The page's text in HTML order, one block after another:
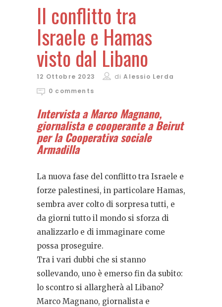
Il conflitto tra
Israele e Hamas
visto dal Libano
12 Ottobre 2023 di Alessio Lerda
0 comments
Intervista a Marco Magnano,
giornalista e cooperante a Beirut
per la Cooperativa sociale
Armadilla
La nuova fase del conflitto tra Israele e
forze palestinesi, in particolare Hamas,
sembra aver colto di sorpresa tutti, e
da giorni tutto il mondo si sforza di
analizzarlo e di immaginare come
possa proseguire.
Tra i vari dubbi che si stanno
sollevando, uno è emerso fin da subito:
lo scontro si allargherà al Libano?
Marco Magnano, giornalista e